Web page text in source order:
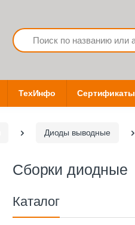
Search
ТехИнфо Сертификаты
Диоды выводные
Сборки диодные
Каталог